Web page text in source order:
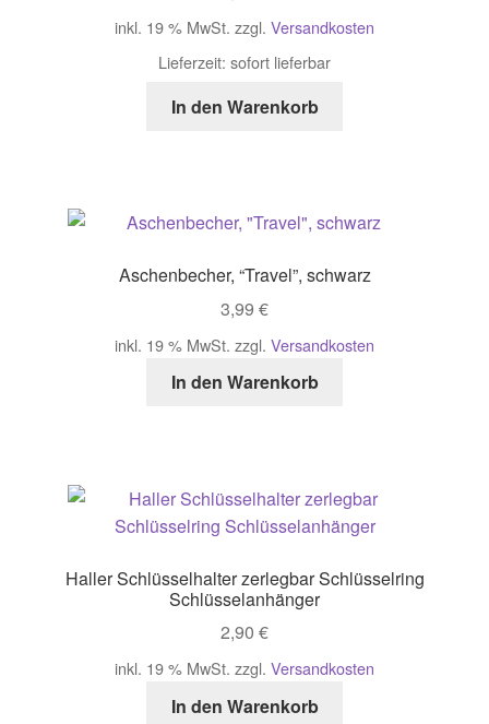
inkl. 19 % MwSt. zzgl. Versandkosten
Lieferzeit: sofort lieferbar
In den Warenkorb
Aschenbecher, “Travel”, schwarz
3,99 €
inkl. 19 % MwSt. zzgl. Versandkosten
In den Warenkorb
Haller Schlüsselhalter zerlegbar Schlüsselring
Schlüsselanhänger
2,90 €
inkl. 19 % MwSt. zzgl. Versandkosten
In den Warenkorb